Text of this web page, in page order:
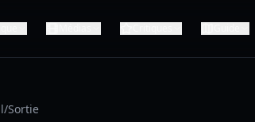
/Sortie